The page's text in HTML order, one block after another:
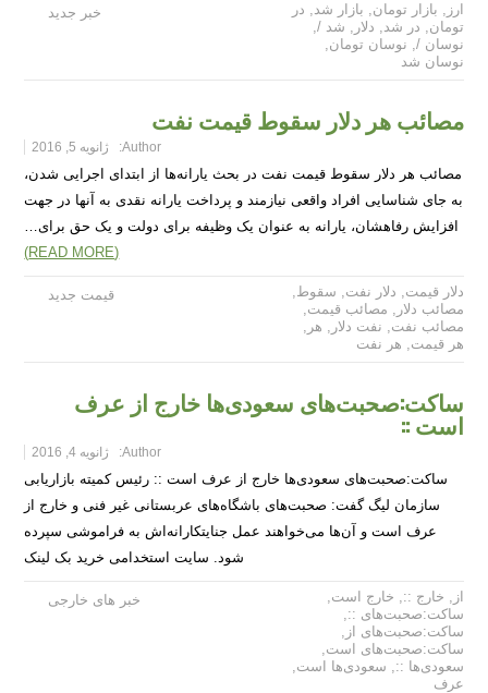
خبر جدید ارز , بازار تومان, بازار شد, در
تومان, در شد, دلار , شد /,
نوسان /, نوسان تومان,
نوسان شد
مصائب هر دلار سقوط قیمت نفت
Author: ژانویه 5, 2016
مصائب هر دلار سقوط قیمت نفت در بحث یارانه‌ها از ابتدای اجرایی شدن،
به جای شناسایی افراد واقعی نیازمند و پرداخت یارانه نقدی به آنها در جهت
افزایش رفاهشان، یارانه به عنوان یک وظیفه برای دولت و یک حق برای…
(READ MORE)
قیمت جدید دلار قیمت, دلار نفت, سقوط,
مصائب دلار , مصائب قیمت,
مصائب نفت, نفت دلار , هر ,
هر قیمت, هر نفت
ساکت:صحبت‌های سعودی‌ها خارج از عرف
است ::
Author: ژانویه 4, 2016
ساکت:صحبت‌های سعودی‌ها خارج از عرف است :: رئیس کمیته بازاریابی
سازمان لیگ گفت: صحبت‌های باشگاه‌های عربستانی غیر فنی و خارج از
عرف است و آن‌ها می‌خواهند عمل جنایتکارانه‌اش به فراموشی سپرده
شود. سایت استخدامی خرید بک لینک
خبر های خارجی از , خارج ::, خارج است,
ساکت:صحبت‌های ::,
ساکت:صحبت‌های از ,
ساکت:صحبت‌های است,
سعودی‌ها ::, سعودی‌ها است,
عرف